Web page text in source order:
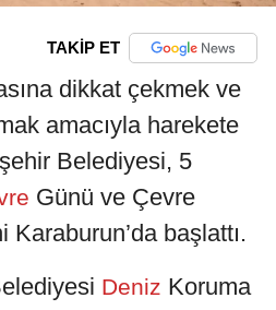
TAKİP ET
dikkat çekmek ve
amacıyla harekete
Belediyesi, 5
Günü ve Çevre
Karaburun’da başlattı.
Deniz Koruma